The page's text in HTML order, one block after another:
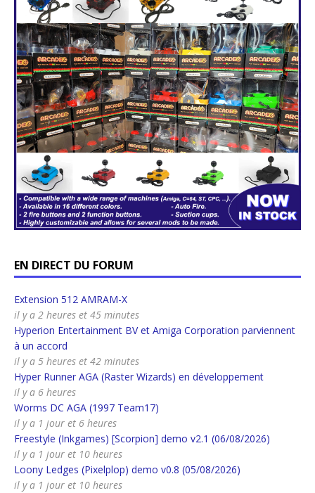
EN DIRECT DU FORUM
Extension 512 AMRAM-X
il y a 2 heures et 45 minutes
Hyperion Entertainment BV et Amiga Corporation parviennent
à un accord
il y a 5 heures et 42 minutes
Hyper Runner AGA (Raster Wizards) en développement
il y a 6 heures
Worms DC AGA (1997 Team17)
il y a 1 jour et 6 heures
Freestyle (Inkgames) [Scorpion] demo v2.1 (06/08/2026)
il y a 1 jour et 10 heures
Loony Ledges (Pixelplop) demo v0.8 (05/08/2026)
il y a 1 jour et 10 heures